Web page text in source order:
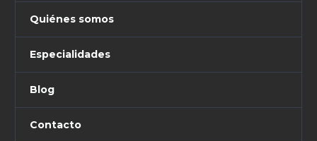
Quiénes somos
Especialidades
Blog
Contacto